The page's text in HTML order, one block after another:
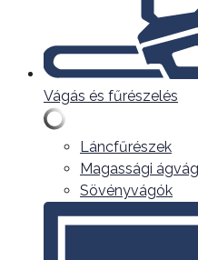
Vágás és fűrészelés
Láncfűrészek
Magassági
Sövényvágók